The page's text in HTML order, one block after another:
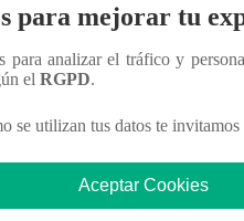
para mejorar tu
para analizar el tráfico y
el RGPD.
se utilizan tus datos te
Aceptar Cookies